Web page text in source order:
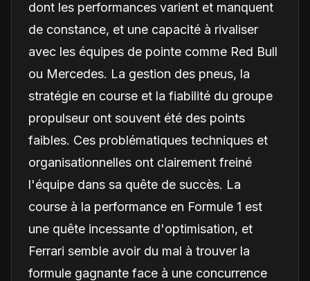
dont les performances varient et manquent
de constance, et une capacité à rivaliser
avec les équipes de pointe comme Red Bull
ou Mercedes. La gestion des pneus, la
stratégie en course et la fiabilité du groupe
propulseur ont souvent été des points
faibles. Ces problématiques techniques et
organisationnelles ont clairement freiné
l'équipe dans sa quête de succès. La
course à la performance en Formule 1 est
une quête incessante d'optimisation, et
Ferrari semble avoir du mal à trouver la
formule gagnante face à une concurrence